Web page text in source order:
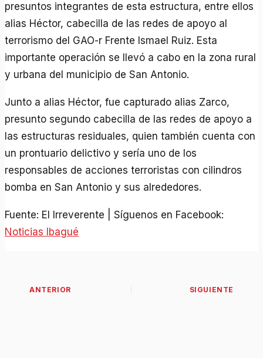
presuntos integrantes de esta estructura, entre ellos
alias Héctor, cabecilla de las redes de apoyo al
terrorismo del GAO-r Frente Ismael Ruiz. Esta
importante operación se llevó a cabo en la zona rural
y urbana del municipio de San Antonio.
Junto a alias Héctor, fue capturado alias Zarco,
presunto segundo cabecilla de las redes de apoyo a
las estructuras residuales, quien también cuenta con
un prontuario delictivo y sería uno de los
responsables de acciones terroristas con cilindros
bomba en San Antonio y sus alrededores.
Fuente: El Irreverente | Síguenos en Facebook:
Noticias Ibagué